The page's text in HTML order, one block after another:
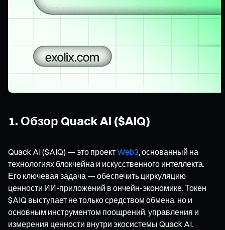
1. Обзор Quack AI ($AIQ)
Quack AI ($AIQ) — это проектWeb3, основанный на
технологиях блокчейна и искусственного интеллекта.
Его ключевая задача — обеспечить циркуляцию
ценности ИИ-приложений в ончейн-экономике. Токен
$AIQ выступает не только средством обмена, но и
основным инструментом поощрений, управления и
измерения ценности внутри экосистемы Quack AI.